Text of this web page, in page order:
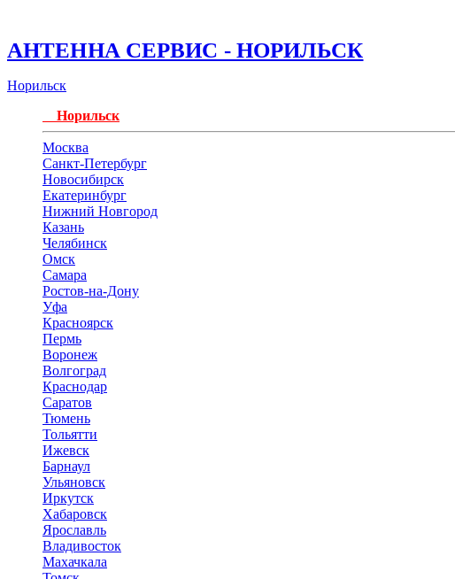
АНТЕННА СЕРВИС - НОРИЛЬСК
Норильск
Норильск
Москва
Санкт-Петербург
Новосибирск
Екатеринбург
Нижний Новгород
Казань
Челябинск
Омск
Самара
Ростов-на-Дону
Уфа
Красноярск
Пермь
Воронеж
Волгоград
Краснодар
Саратов
Тюмень
Тольятти
Ижевск
Барнаул
Ульяновск
Иркутск
Хабаровск
Ярославль
Владивосток
Махачкала